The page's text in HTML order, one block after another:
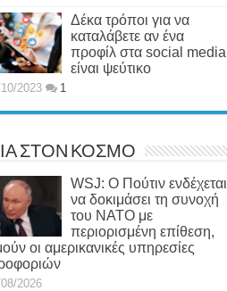
Δέκα τρόποι για να
καταλάβετε αν ένα
προφίλ στα social media
είναι ψεύτικο
2023 1
ΣΤΟΝ ΚΟΣΜΟ
WSJ: Ο Πούτιν ενδέχεται
να δοκιμάσει τη συνοχή
του ΝΑΤΟ με
περιορισμένη επίθεση,
οι αμερικανικές υπηρεσίες
2026